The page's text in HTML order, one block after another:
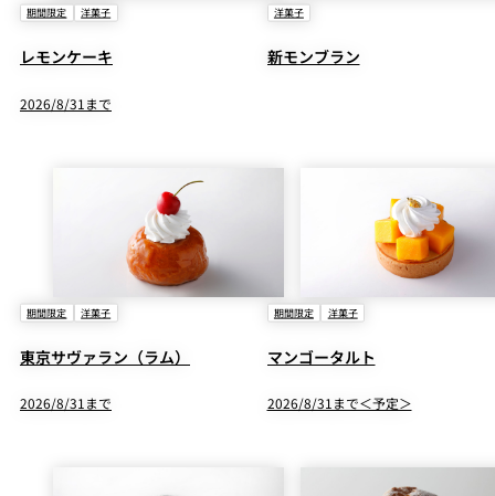
期間限定 洋菓子
レモンケーキ
2026/8/31まで
洋菓子
新モンブラン
期間限定 洋菓子
東京サヴァラン（ラム）
2026/8/31まで
期間限定 洋菓子
マンゴータルト
2026/8/31まで＜予定＞